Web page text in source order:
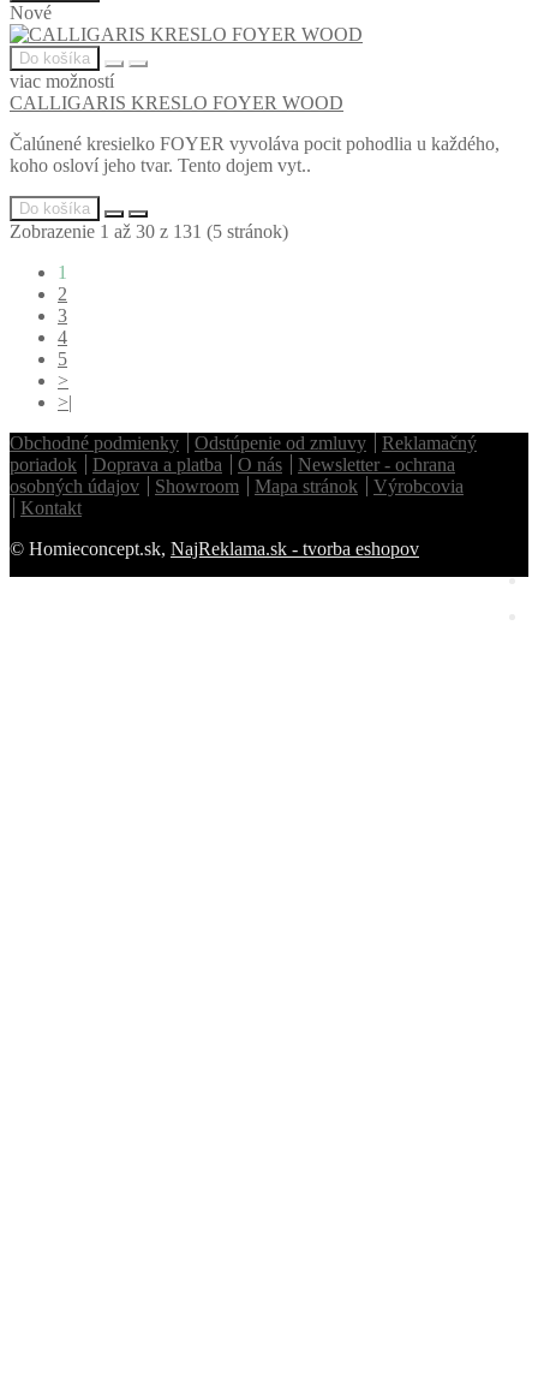
Nové
Do košíka
viac možností
CALLIGARIS KRESLO FOYER WOOD
Čalúnené kresielko FOYER vyvoláva pocit pohodlia u každého,
koho osloví jeho tvar. Tento dojem vyt..
Do košíka
Zobrazenie 1 až 30 z 131 (5 stránok)
1
2
3
4
5
>
>|
Obchodné podmienky
Odstúpenie od zmluvy
Reklamačný
poriadok
Doprava a platba O nás
Newsletter - ochrana
osobných údajov
Showroom Mapa stránok
Výrobcovia
Kontakt
© Homieconcept.sk, NajReklama.sk - tvorba eshopov